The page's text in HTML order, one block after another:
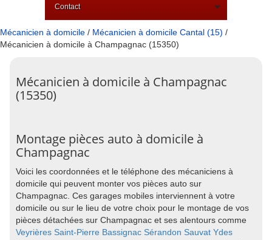
Contact
Mécanicien à domicile / Mécanicien à domicile Cantal (15) /
Mécanicien à domicile à Champagnac (15350)
Mécanicien à domicile à Champagnac
(15350)
Montage pièces auto à domicile à
Champagnac
Voici les coordonnées et le téléphone des mécaniciens à
domicile qui peuvent monter vos pièces auto sur
Champagnac. Ces garages mobiles interviennent à votre
domicile ou sur le lieu de votre choix pour le montage de vos
pièces détachées sur Champagnac et ses alentours comme
Veyrières Saint-Pierre Bassignac Sérandon Sauvat Ydes